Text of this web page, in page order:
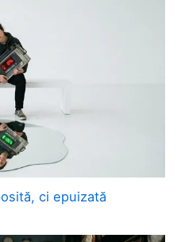
ci epuizată